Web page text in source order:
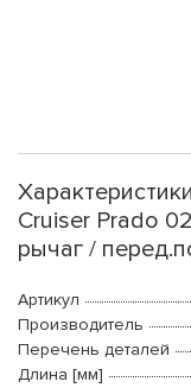
Cruiser Prado
рычаг /
Артикул
Производитель
Перечень деталей
Длина [мм]